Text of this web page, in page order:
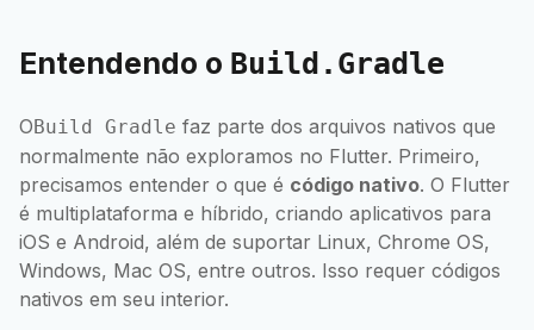
Entendendo o Build.Gradle
OBuild Gradle faz parte dos arquivos nativos que
normalmente não exploramos no Flutter. Primeiro,
precisamos entender o que é código nativo. O Flutter
é multiplataforma e híbrido, criando aplicativos para
iOS e Android, além de suportar Linux, Chrome OS,
Windows, Mac OS, entre outros. Isso requer códigos
nativos em seu interior.